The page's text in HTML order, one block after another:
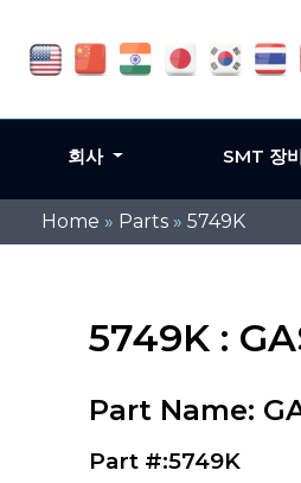
Home » Parts » 5749K
5749K :
Part Name:
Part #:5749K
회사 SMT 장